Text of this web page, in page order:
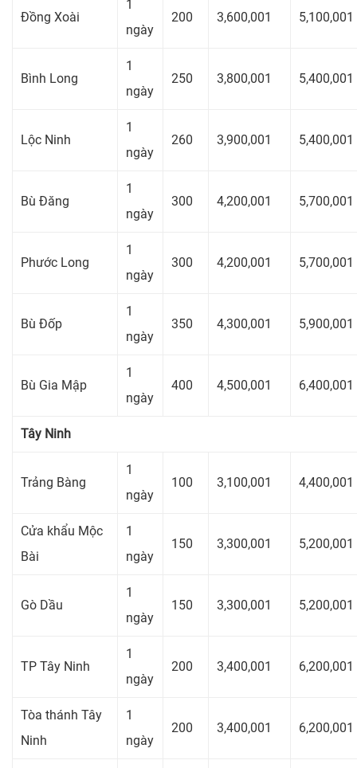
Đồng Xoài
1
ngày
200 3,600,001 5,100,001
Bình Long
1
ngày
250 3,800,001 5,400,001
Lộc Ninh
1
ngày
260 3,900,001 5,400,001
Bù Đăng
1
ngày
300 4,200,001 5,700,001
Phước Long
1
ngày
300 4,200,001 5,700,001
Bù Đốp
1
ngày
350 4,300,001 5,900,001
Bù Gia Mập
1
ngày
400 4,500,001 6,400,001
Tây Ninh
Trảng Bàng
1
ngày
100 3,100,001 4,400,001
Cửa khẩu Mộc
Bài
1
ngày
150 3,300,001 5,200,001
Gò Dầu
1
ngày
150 3,300,001 5,200,001
TP Tây Ninh
1
ngày
200 3,400,001 6,200,001
Tòa thánh Tây
Ninh
1
ngày
200 3,400,001 6,200,001